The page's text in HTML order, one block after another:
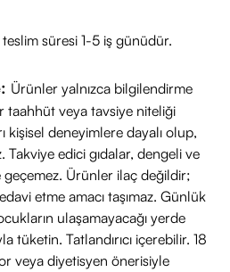
süresi 1-5 iş günüdür.
Ürünler yalnızca bilgilendirme
taahhüt veya tavsiye niteliği
kişisel deneyimlere dayalı olup,
edici gıdalar, dengeli ve
Ürünler ilaç değildir;
etme amacı taşımaz. Günlük
ulaşamayacağı yerde
tüketin. Tatlandırıcı içerebilir. 18
veya diyetisyen önerisiyle